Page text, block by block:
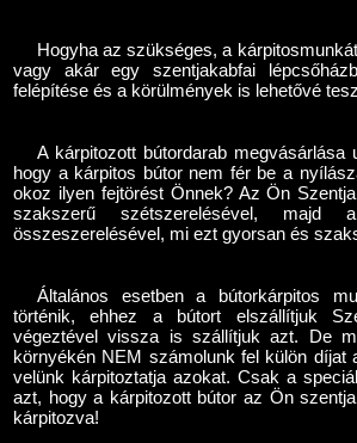
Hogyha az szükséges, a
vagy akár egy szentjakabfai
felépítése és a körülmények is lehetővé
A kárpitozott bútordarab
hogy a kárpitos bútor nem fér be a
okoz ilyen fejtörést Önnek? Az Ön
szakszerű szétszerelésével, majd
összeszerelésével, mi ezt gyorsan és
Általános esetben a bútorkárpitos
történik, ehhez a bútort elszállítjuk
végeztével vissza is szállítjuk azt. De
környékén NEM számolunk fel külön díjat
velünk kárpitoztatja azokat. Csak a
azt, hogy a kárpitozott bútor az Ön
kárpitozva!